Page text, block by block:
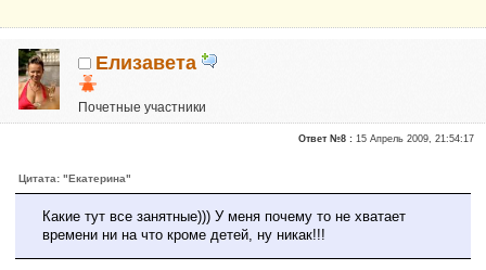
Елизавета
Почетные участники
Репутация:0
Ответ №8 :15 Апрель 2009, 21:54:17
Цитата: "Екатерина"
Какие тут все занятные))) У меня почему то не хватает
времени ни на что кроме детей, ну никак!!!